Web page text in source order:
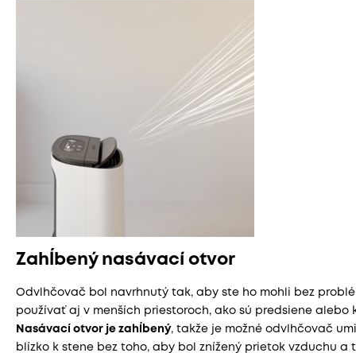
Zahĺbený nasávací otvor
Odvlhčovač bol navrhnutý tak, aby ste ho mohli bez
používať aj v menších priestoroch, ako sú predsiene alebo
Nasávací otvor je zahĺbený, takže je možné odvlhčovač
blízko k stene bez toho, aby bol znížený prietok vzduchu a